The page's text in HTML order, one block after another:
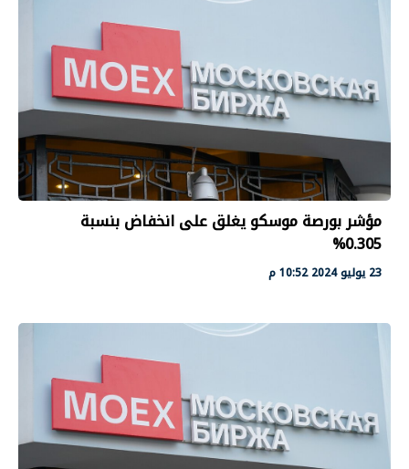
مؤشر بورصة موسكو يغلق على انخفاض بنسبة
0.305%
23 يوليو 2024 10:52 م